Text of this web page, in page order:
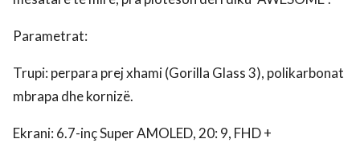
Parametrat:
Trupi: perpara prej xhami (Gorilla Glass 3), polikarbonat
mbrapa dhe kornizë.
Ekrani: 6.7-inç Super AMOLED, 20: 9, FHD +